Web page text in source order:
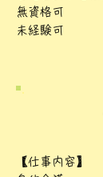
無資格可
未経験可
【仕事内容】